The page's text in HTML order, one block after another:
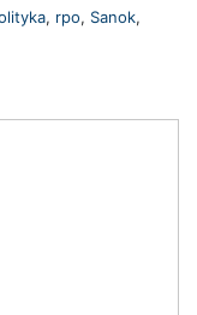
, rpo, Sanok,